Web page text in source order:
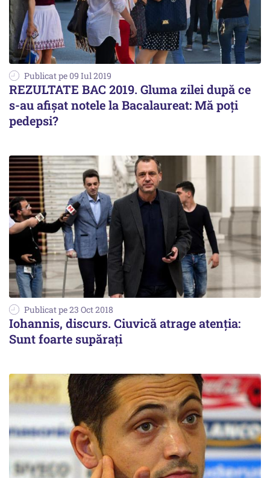
Publicat pe 09 Iul 2019
REZULTATE BAC 2019. Gluma zilei după ce
s-au afișat notele la Bacalaureat: Mă poți
pedepsi?
Publicat pe 23 Oct 2018
Iohannis, discurs. Ciuvică atrage atenția:
Sunt foarte supărați